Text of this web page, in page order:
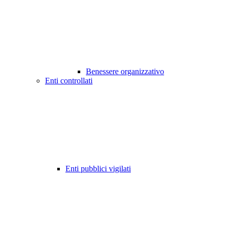
Benessere organizzativo
Enti controllati
Enti pubblici vigilati